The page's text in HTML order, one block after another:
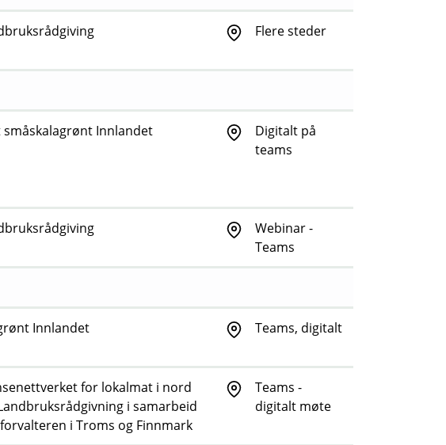
Flere steder
småskalagrønt Innlandet
Digitalt på
teams
Webinar -
Teams
Innlandet Teams, digitalt
for lokalmat i nord
i samarbeid
i Troms og Finnmark
Teams -
digitalt møte